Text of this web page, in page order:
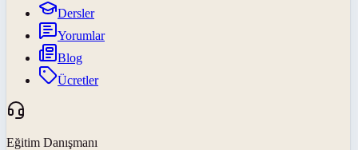
Dersler
Yorumlar
Blog
Ücretler
Eğitim Danışmanı